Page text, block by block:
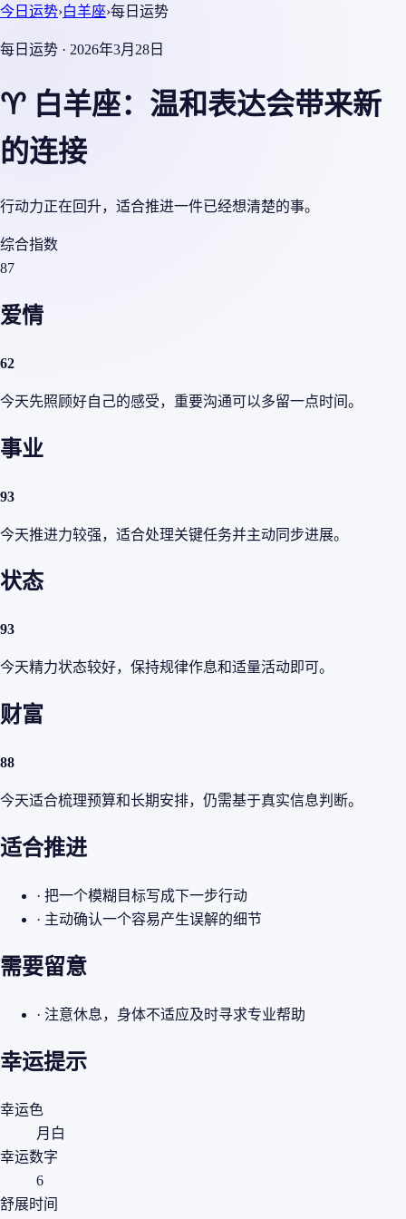
今日运势›白羊座›每日运势
每日运势 · 2026年3月28日
♈ 白羊座：温和表达会带来新
的连接
行动力正在回升，适合推进一件已经想清楚的事。
综合指数
87
爱情
62
今天先照顾好自己的感受，重要沟通可以多留一点时间。
事业
93
今天推进力较强，适合处理关键任务并主动同步进展。
状态
93
今天精力状态较好，保持规律作息和适量活动即可。
财富
88
今天适合梳理预算和长期安排，仍需基于真实信息判断。
适合推进
· 把一个模糊目标写成下一步行动
· 主动确认一个容易产生误解的细节
需要留意
· 注意休息，身体不适应及时寻求专业帮助
幸运提示
幸运色
月白
幸运数字
6
舒展时间